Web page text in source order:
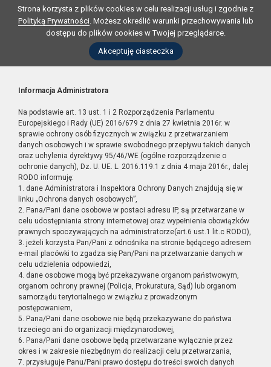
Strona korzysta z plików cookies w celu realizacji usług i zgodnie z
Polityką Prywatności. Możesz określić warunki przechowywania lub
dostępu do plików cookies w Twojej przeglądarce.
Akceptuję ciasteczka
Informacja Administratora
Na podstawie art. 13 ust. 1 i 2 Rozporządzenia Parlamentu
Europejskiego i Rady (UE) 2016/679 z dnia 27 kwietnia 2016r. w
sprawie ochrony osób fizycznych w związku z przetwarzaniem
danych osobowych i w sprawie swobodnego przepływu takich danych
oraz uchylenia dyrektywy 95/46/WE (ogólne rozporządzenie o
ochronie danych), Dz. U. UE. L. 2016.119.1 z dnia 4 maja 2016r., dalej
RODO informuję:
1. dane Administratora i Inspektora Ochrony Danych znajdują się w
linku „Ochrona danych osobowych”,
2. Pana/Pani dane osobowe w postaci adresu IP, są przetwarzane w
celu udostępniania strony internetowej oraz wypełnienia obowiązków
prawnych spoczywających na administratorze(art.6 ust.1 lit.c RODO),
3. jeżeli korzysta Pan/Pani z odnośnika na stronie będącego adresem
e-mail placówki to zgadza się Pan/Pani na przetwarzanie danych w
celu udzielenia odpowiedzi,
4. dane osobowe mogą być przekazywane organom państwowym,
organom ochrony prawnej (Policja, Prokuratura, Sąd) lub organom
samorządu terytorialnego w związku z prowadzonym
postępowaniem,
5. Pana/Pani dane osobowe nie będą przekazywane do państwa
trzeciego ani do organizacji międzynarodowej,
6. Pana/Pani dane osobowe będą przetwarzane wyłącznie przez
okres i w zakresie niezbędnym do realizacji celu przetwarzania,
7. przysługuje Panu/Pani prawo dostępu do treści swoich danych